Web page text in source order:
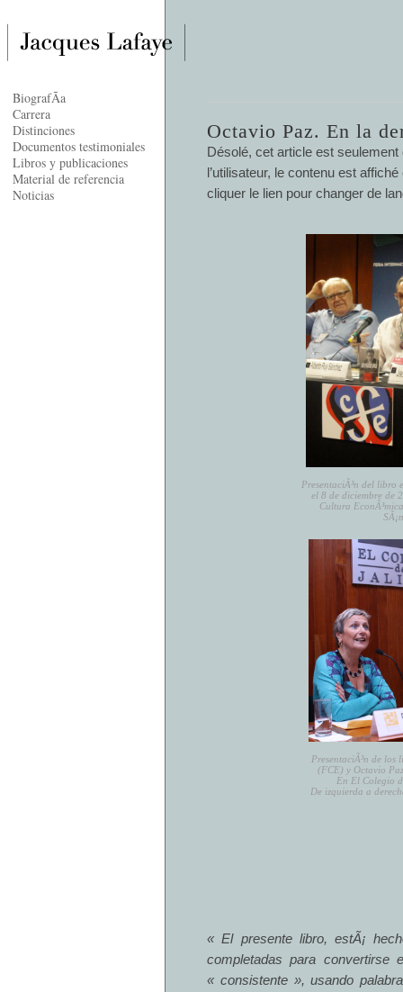
Octavio Paz. En la
Désolé, cet article est
l’utilisateur, le contenu est
cliquer le lien pour changer de
PresentaciÃ³n del
el 8 de diciembre de
Cultura
PresentaciÃ³n de
(FCE) y Octavio
En El Colegio
De izquierda a
« El presente libro, estÃ¡
completadas para convertirse
« consistente », usando
BiografÃ­a
Carrera
Distinciones
Documentos testimoniales
Libros y publicaciones
Material de referencia
Noticias